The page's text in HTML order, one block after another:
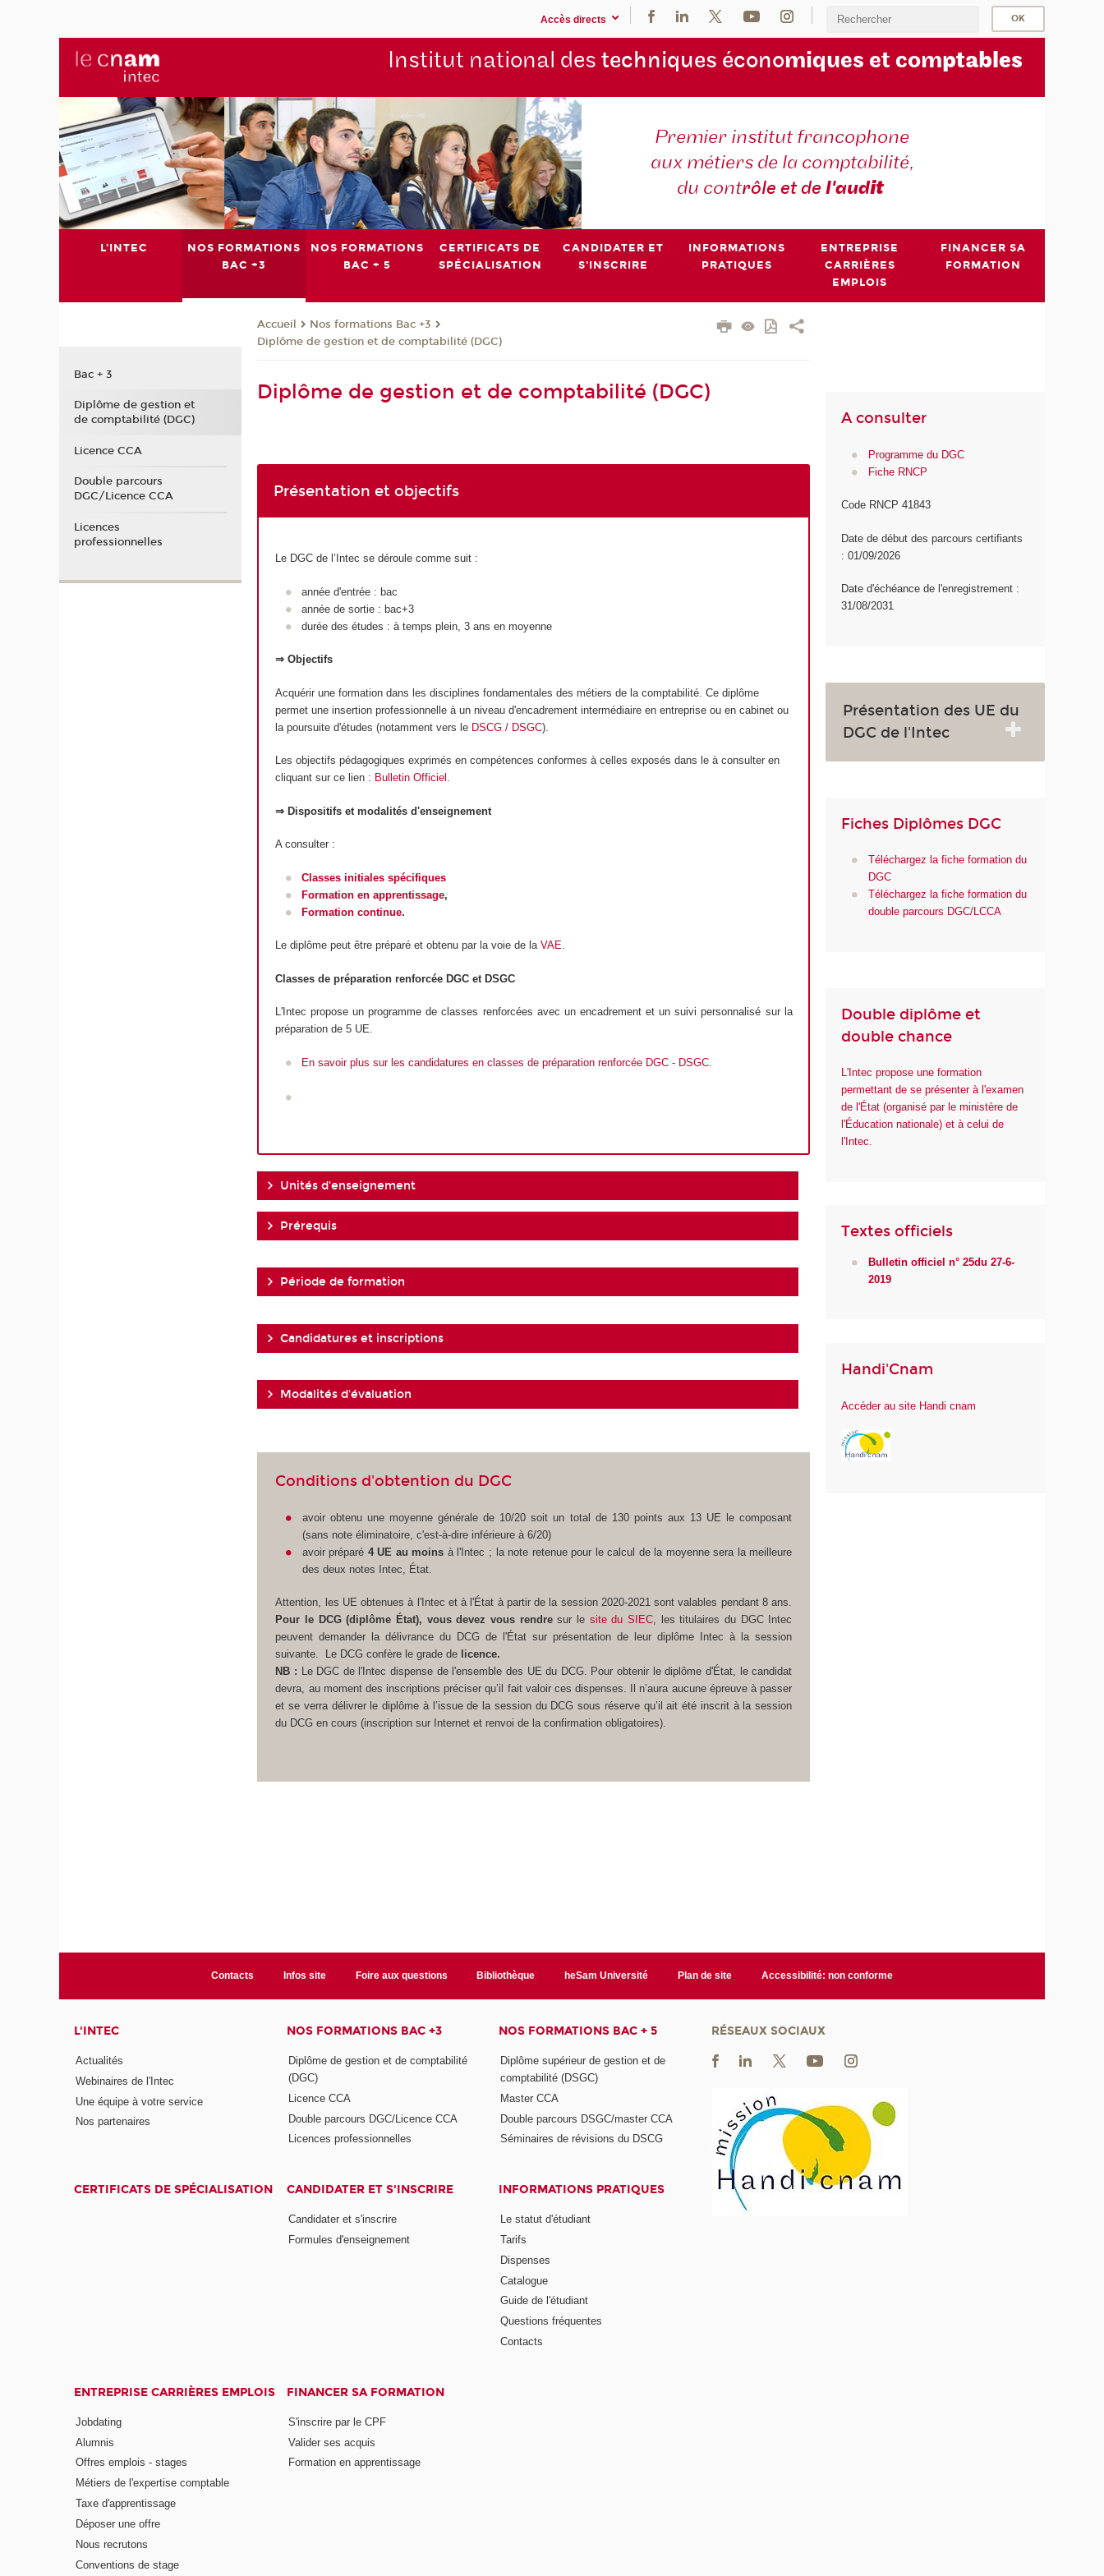
Accès directs
Institut national des techniques économiques et comptables
Premier institut francophone
aux métiers de la comptabilité,
du contrôle et del'audit
L'INTEC
NOS FORMATIONS
BAC +3
NOS FORMATIONS
BAC + 5
CERTIFICATS DE
SPÉCIALISATION
CANDIDATER ET
S'INSCRIRE
INFORMATIONS
PRATIQUES
ENTREPRISE
CARRIÈRES
EMPLOIS
FINANCER SA
FORMATION
Accueil
Nos formations Bac +3
Diplôme de gestion et de comptabilité (DGC)
Diplôme de gestion et de comptabilité (DGC)
Présentation et objectifs
Le DGC de l’Intec se déroule comme suit :
année d'entrée : bac
année de sortie : bac+3
durée des études : à temps plein, 3 ans en moyenne
⇒ Objectifs
Acquérir une formation dans les disciplines fondamentales des métiers de la comptabilité. Ce diplôme
permet une insertion professionnelle à un niveau d'encadrement intermédiaire en entreprise ou en cabinet ou
la poursuite d'études (notamment vers le DSCG / DSGC).
Les objectifs pédagogiques exprimés en compétences conformes à celles exposés dans le à consulter en
cliquant sur ce lien : Bulletin Officiel .
⇒ Dispositifs et modalités d'enseignement
A consulter :
Classes initiales spécifiques
Formation en apprentissage,
Formation continue.
Le diplôme peut être préparé et obtenu par la voie de la VAE.
Classes de préparation renforcée DGC et DSGC
L'Intec propose un programme de classes renforcées avec un encadrement et un suivi personnalisé sur la
préparation de 5 UE.
En savoir plus sur les candidatures en classes de préparation renforcée DGC - DSGC.
Unités d'enseignement
Prérequis
Période de formation
Candidatures et inscriptions
Modalités d'évaluation
Conditions d'obtention du DGC
avoir obtenu une moyenne générale de 10/20 soit un total de 130 points aux 13 UE le composant
(sans note éliminatoire, c'est-à-dire inférieure à 6/20)
avoir préparé 4 UE au moins à l'Intec ; la note retenue pour le calcul de la moyenne sera la meilleure
des deux notes Intec, État.
Attention, les UE obtenues à l'Intec et à l'État à partir de la session 2020-2021 sont valables pendant 8 ans.
Pour le DCG (diplôme État), vous devez vous rendresur le site du SIEC, les titulaires du DGC Intec
peuvent demander la délivrance du DCG de l'État sur présentation de leur diplôme Intec à la session
suivante.
Le DCG confère le grade de licence.
NB : Le DGC de l'Intec dispense de l'ensemble des UE du DCG. Pour obtenir le diplôme d'État, le candidat
devra, au moment des inscriptions préciser qu’il fait valoir ces dispenses. Il n’aura aucune épreuve à passer
et se verra délivrer le diplôme à l’issue de la session du DCG sous réserve qu’il ait été inscrit à la session
du DCG en cours (inscription sur Internet et renvoi de la confirmation obligatoires).
A consulter
Programme du DGC
Fiche RNCP
Code RNCP 41843
Date de début des parcours certifiants
: 01/09/2026
Date d'échéance de l'enregistrement :
31/08/2031
Présentation des UE du
DGC de l'Intec
Fiches Diplômes DGC
Téléchargez la fiche formation du
DGC
Téléchargez la fiche formation du
double parcours DGC/LCCA
Double diplôme et
double chance
L'Intec propose une formation
permettant de se présenter à l'examen
de l'État (organisé par le ministère de
l'Éducation nationale) et à celui de
l'Intec.
Textes officiels
Bulletin officiel n° 25du 27-6-
2019
Handi'Cnam
Accéder au site Handi cnam
Bac + 3
Diplôme de gestion et
de comptabilité (DGC)
Licence CCA
Double parcours
DGC/Licence CCA
Licences
professionnelles
Contacts Infos site Foire aux questions Bibliothèque heSam Université Plan de site Accessibilité: non conforme
L'INTEC
Actualités
Webinaires de l'Intec
Une équipe à votre service
Nos partenaires
NOS FORMATIONS BAC +3
Diplôme de gestion et de comptabilité
(DGC)
Licence CCA
Double parcours DGC/Licence CCA
Licences professionnelles
NOS FORMATIONS BAC + 5
Diplôme supérieur de gestion et de
comptabilité (DSGC)
Master CCA
Double parcours DSGC/master CCA
Séminaires de révisions du DSCG
CERTIFICATS DE SPÉCIALISATION CANDIDATER ET S'INSCRIRE
Candidater et s'inscrire
Formules d'enseignement
INFORMATIONS PRATIQUES
Le statut d'étudiant
Tarifs
Dispenses
Catalogue
Guide de l'étudiant
Questions fréquentes
Contacts
ENTREPRISE CARRIÈRES EMPLOIS
Jobdating
Alumnis
Offres emplois - stages
Métiers de l'expertise comptable
Taxe d'apprentissage
Déposer une offre
Nous recrutons
Conventions de stage
FINANCER SA FORMATION
S'inscrire par le CPF
Valider ses acquis
Formation en apprentissage
RÉSEAUX SOCIAUX